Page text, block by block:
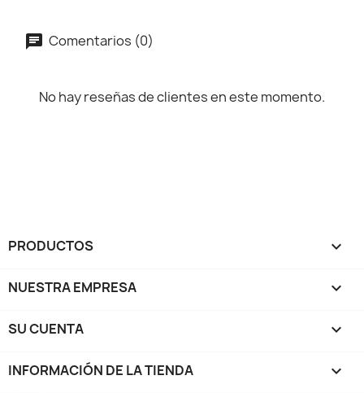
Comentarios (0)
No hay reseñas de clientes en este momento.
PRODUCTOS 
NUESTRA EMPRESA 
SU CUENTA 
INFORMACIÓN DE LA TIENDA keyboard_arrow_down